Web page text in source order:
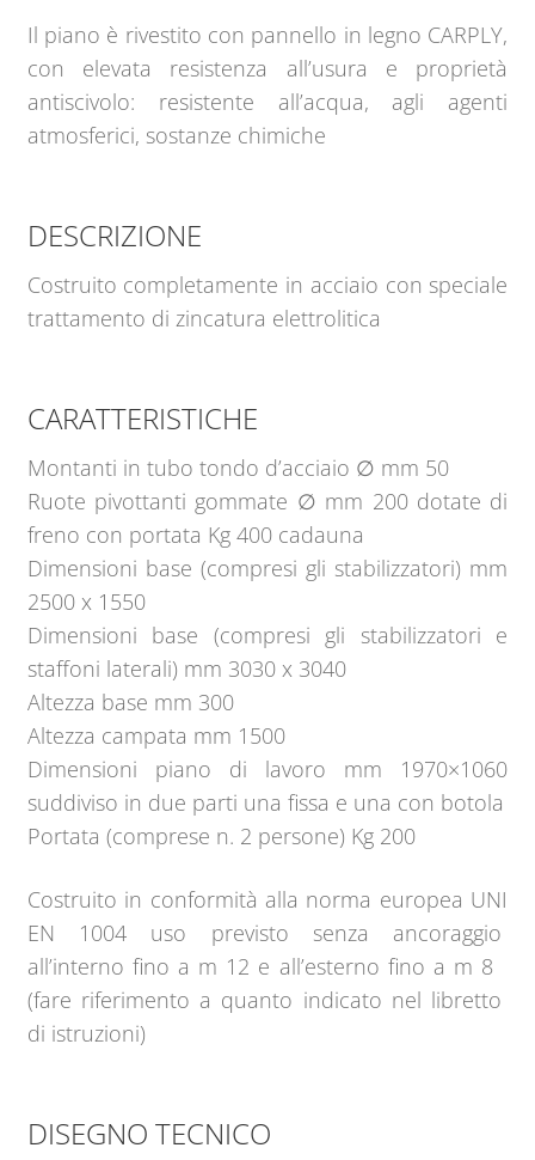
Il piano è rivestito con pannello in legno CARPLY,
con elevata resistenza all’usura e proprietà
antiscivolo: resistente all’acqua, agli agenti
atmosferici, sostanze chimiche
DESCRIZIONE
Costruito completamente in acciaio con speciale
trattamento di zincatura elettrolitica
CARATTERISTICHE
Montanti in tubo tondo d’acciaio ∅ mm 50
Ruote pivottanti gommate ∅ mm 200 dotate di
freno con portata Kg 400 cadauna
Dimensioni base (compresi gli stabilizzatori) mm
2500 x 1550
Dimensioni base (compresi gli stabilizzatori e
staffoni laterali) mm 3030 x 3040
Altezza base mm 300
Altezza campata mm 1500
Dimensioni piano di lavoro mm 1970×1060
suddiviso in due parti una fissa e una con botola
Portata (comprese n. 2 persone) Kg 200
Costruito in conformità alla norma europea UNI
EN 1004 uso previsto senza ancoraggio
all’interno fino a m 12 e all’esterno fino a m 8
(fare riferimento a quanto indicato nel libretto
di istruzioni)
DISEGNO TECNICO